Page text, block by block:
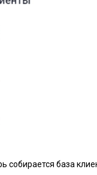
собирается база